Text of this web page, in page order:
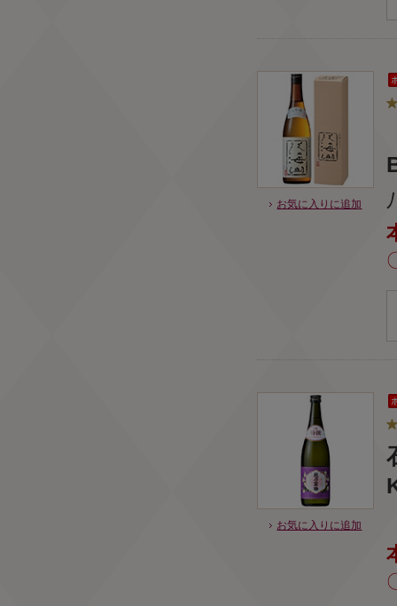
お気に入りに追加
お気に入りに追加